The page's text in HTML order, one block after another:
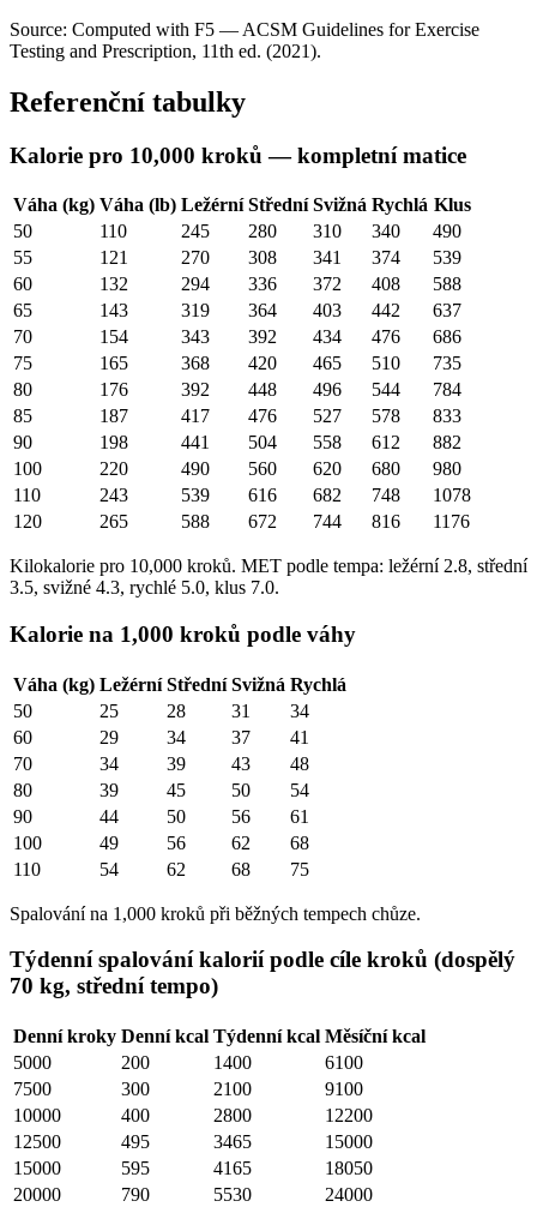
Source: Computed with F5 — ACSM Guidelines for Exercise
Testing and Prescription, 11th ed. (2021).
Referenční tabulky
Kalorie pro 10,000 kroků — kompletní matice
Váha (kg) Váha (lb) Ležérní Střední Svižná Rychlá Klus
50
110 245 280 310 340
490
55
121 270 308 341 374
539
60
132 294 336 372 408
588
65
143 319 364 403 442
637
70
154 343 392 434 476
686
75
165 368 420 465 510
735
80
176 392 448 496 544
784
85
187 417 476 527 578
833
90
198 441 504 558 612
882
100
220 490 560 620 680
980
110
243 539 616 682 748
1078
120
265 588 672 744 816 1176
Kilokalorie pro 10,000 kroků. MET podle tempa: ležérní 2.8, střední
3.5, svižné 4.3, rychlé 5.0, klus 7.0.
Kalorie na 1,000 kroků podle váhy
Váha (kg) Ležérní Střední Svižná Rychlá
50
25 28 31
34
60
29 34 37
41
70
34 39 43
48
80
39 45 50
54
90
44 50 56
61
100
49 56 62
68
110
54 62 68 75
Spalování na 1,000 kroků při běžných tempech chůze.
Týdenní spalování kalorií podle cíle kroků (dospělý
70 kg, střední tempo)
Denní kroky Denní kcal Týdenní kcal Měsíční kcal
5000
200 1400
6100
7500
300 2100
9100
10000
400 2800
12200
12500
495 3465
15000
15000
595 4165
18050
20000
790 5530 24000